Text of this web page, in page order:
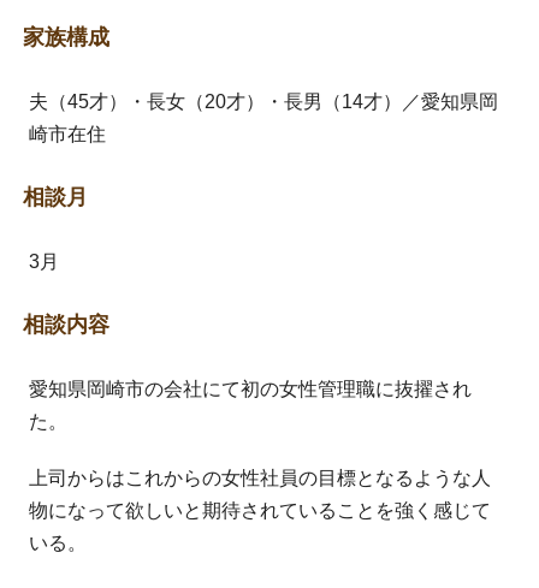
家族構成
夫（45才）・長女（20才）・長男（14才）／愛知県岡
崎市在住
相談月
3月
相談内容
愛知県岡崎市の会社にて初の女性管理職に抜擢され
た。
上司からはこれからの女性社員の目標となるような人
物になって欲しいと期待されていることを強く感じて
いる。